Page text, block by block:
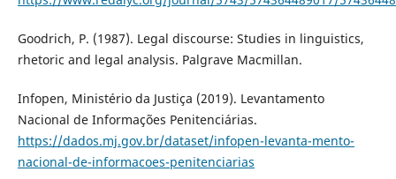
Goodrich, P. (1987). Legal discourse: Studies in linguistics,
rhetoric and legal analysis. Palgrave Macmillan.
Infopen, Ministério da Justiça (2019). Levantamento
Nacional de Informações Penitenciárias.
https://dados.mj.gov.br/dataset/infopen-levanta-mento-
nacional-de-informacoes-penitenciarias